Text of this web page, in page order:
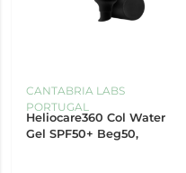
CANTABRIA LABS
PORTUGAL
Heliocare360 Col Water
Gel SPF50+ Beg50,